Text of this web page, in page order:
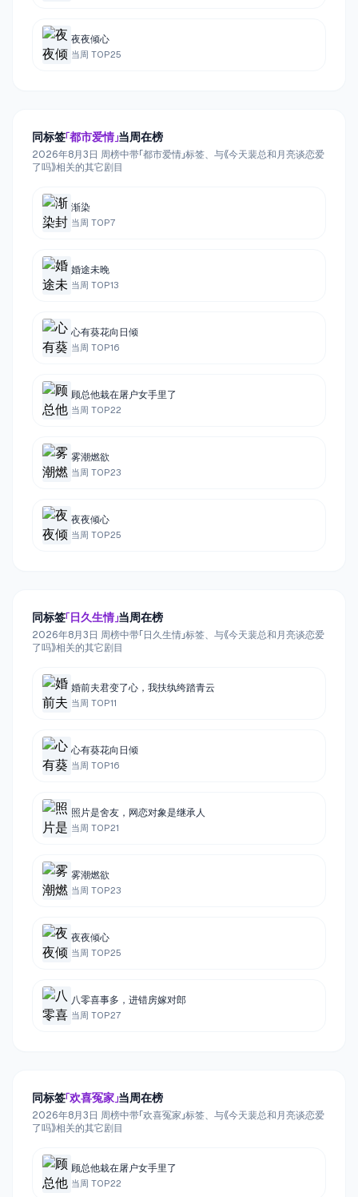
夜夜倾心
当周 TOP25
同标签「都市爱情」当周在榜
2026年8月3日 周榜中带「都市爱情」标签、与《今天裴总和月亮谈恋爱
了吗》相关的其它剧目
渐染
当周 TOP7
婚途未晚
当周 TOP13
心有葵花向日倾
当周 TOP16
顾总他栽在屠户女手里了
当周 TOP22
雾潮燃欲
当周 TOP23
夜夜倾心
当周 TOP25
同标签「日久生情」当周在榜
2026年8月3日 周榜中带「日久生情」标签、与《今天裴总和月亮谈恋爱
了吗》相关的其它剧目
婚前夫君变了心，我扶纨绔踏青云
当周 TOP11
心有葵花向日倾
当周 TOP16
照片是舍友，网恋对象是继承人
当周 TOP21
雾潮燃欲
当周 TOP23
夜夜倾心
当周 TOP25
八零喜事多，进错房嫁对郎
当周 TOP27
同标签「欢喜冤家」当周在榜
2026年8月3日 周榜中带「欢喜冤家」标签、与《今天裴总和月亮谈恋爱
了吗》相关的其它剧目
顾总他栽在屠户女手里了
当周 TOP22